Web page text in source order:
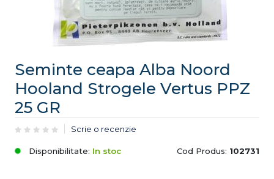
Seminte ceapa Alba Noord
Hooland Strogele Vertus PPZ
25 GR
Scrie o recenzie
Disponibilitate: In stoc Cod Produs: 102731